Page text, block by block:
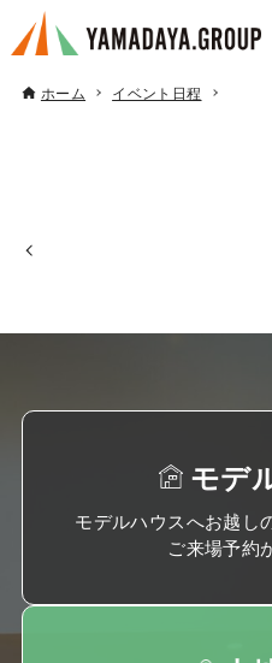
ホーム イベント日程
モデ
モデルハウスへお越し
ご来場予約